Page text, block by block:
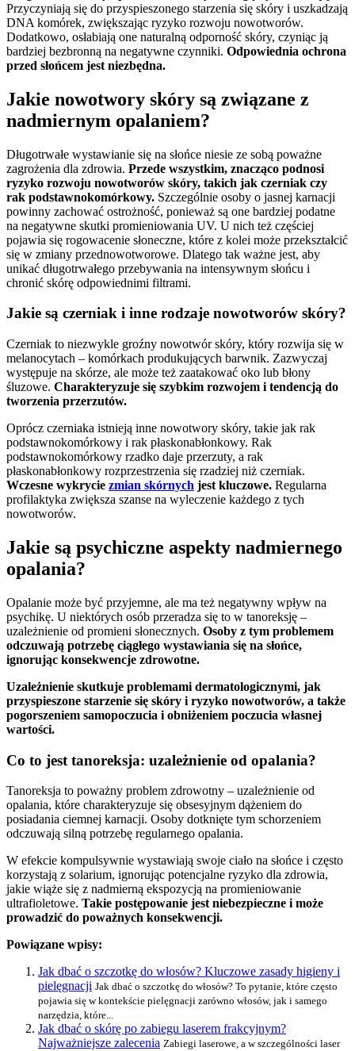
Przyczyniają się do przyspieszonego starzenia się skóry i uszkadzają
DNA komórek, zwiększając ryzyko rozwoju nowotworów.
Dodatkowo, osłabiają one naturalną odporność skóry, czyniąc ją
bardziej bezbronną na negatywne czynniki. Odpowiednia ochrona
przed słońcem jest niezbędna.
Jakie nowotwory skóry są związane z
nadmiernym opalaniem?
Długotrwałe wystawianie się na słońce niesie ze sobą poważne
zagrożenia dla zdrowia. Przede wszystkim, znacząco podnosi
ryzyko rozwoju nowotworów skóry, takich jak czerniak czy
rak podstawnokomórkowy. Szczególnie osoby o jasnej karnacji
powinny zachować ostrożność, ponieważ są one bardziej podatne
na negatywne skutki promieniowania UV. U nich też częściej
pojawia się rogowacenie słoneczne, które z kolei może przekształcić
się w zmiany przednowotworowe. Dlatego tak ważne jest, aby
unikać długotrwałego przebywania na intensywnym słońcu i
chronić skórę odpowiednimi filtrami.
Jakie są czerniak i inne rodzaje nowotworów skóry?
Czerniak to niezwykle groźny nowotwór skóry, który rozwija się w
melanocytach – komórkach produkujących barwnik. Zazwyczaj
występuje na skórze, ale może też zaatakować oko lub błony
śluzowe. Charakteryzuje się szybkim rozwojem i tendencją do
tworzenia przerzutów.
Oprócz czerniaka istnieją inne nowotwory skóry, takie jak rak
podstawnokomórkowy i rak płaskonabłonkowy. Rak
podstawnokomórkowy rzadko daje przerzuty, a rak
płaskonabłonkowy rozprzestrzenia się rzadziej niż czerniak.
Wczesne wykrycie zmian skórnych jest kluczowe. Regularna
profilaktyka zwiększa szanse na wyleczenie każdego z tych
nowotworów.
Jakie są psychiczne aspekty nadmiernego
opalania?
Opalanie może być przyjemne, ale ma też negatywny wpływ na
psychikę. U niektórych osób przeradza się to w tanoreksję –
uzależnienie od promieni słonecznych. Osoby z tym problemem
odczuwają potrzebę ciągłego wystawiania się na słońce,
ignorując konsekwencje zdrowotne.
Uzależnienie skutkuje problemami dermatologicznymi, jak
przyspieszone starzenie się skóry i ryzyko nowotworów, a także
pogorszeniem samopoczucia i obniżeniem poczucia własnej
wartości.
Co to jest tanoreksja: uzależnienie od opalania?
Tanoreksja to poważny problem zdrowotny – uzależnienie od
opalania, które charakteryzuje się obsesyjnym dążeniem do
posiadania ciemnej karnacji. Osoby dotknięte tym schorzeniem
odczuwają silną potrzebę regularnego opalania.
W efekcie kompulsywnie wystawiają swoje ciało na słońce i często
korzystają z solarium, ignorując potencjalne ryzyko dla zdrowia,
jakie wiąże się z nadmierną ekspozycją na promieniowanie
ultrafioletowe. Takie postępowanie jest niebezpieczne i może
prowadzić do poważnych konsekwencji.
Powiązane wpisy:
Jak dbać o szczotkę do włosów? Kluczowe zasady higieny i
pielęgnacji Jak dbać o szczotkę do włosów? To pytanie, które często
pojawia się w kontekście pielęgnacji zarówno włosów, jak i samego
narzędzia, które...
Jak dbać o skórę po zabiegu laserem frakcyjnym?
Najważniejsze zalecenia Zabiegi laserowe, a w szczególności laser